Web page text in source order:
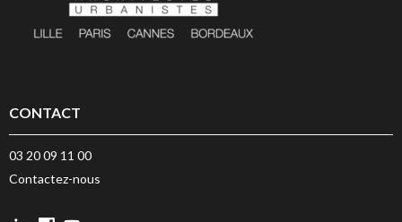
CONTACT
03 20 09 11 00
Contactez-nous